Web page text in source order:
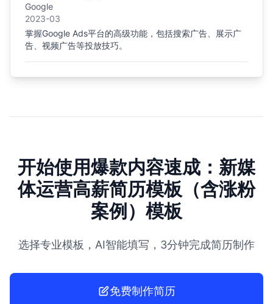
Google
2023-03
掌握Google Ads平台的高级功能，包括搜索广告、展示广
告、视频广告等投放技巧。
开始使用爆款内容速成：新媒
体运营高薪简历模板（含涨粉
案例）模板
选择专业模板，AI智能填写，3分钟完成简历制作
免费制作简历